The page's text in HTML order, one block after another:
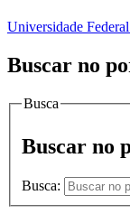
Universidade
Buscar no
Busca
Buscar no
Busca: